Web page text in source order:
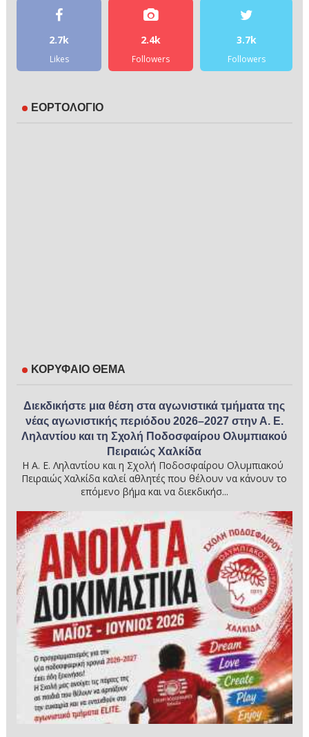
2.7k
Likes
2.4k
Followers
3.7k
Followers
ΕΟΡΤΟΛΟΓΙΟ
ΚΟΡΥΦΑΙΟ ΘΕΜΑ
Διεκδικήστε μια θέση στα αγωνιστικά τμήματα της
νέας αγωνιστικής περιόδου 2026–2027 στην Α. Ε.
Ληλαντίου και τη Σχολή Ποδοσφαίρου Ολυμπιακού
Πειραιώς Χαλκίδα
Η Α. Ε. Ληλαντίου και η Σχολή Ποδοσφαίρου Ολυμπιακού
Πειραιώς Χαλκίδα καλεί αθλητές που θέλουν να κάνουν το
επόμενο βήμα και να διεκδικήσ...